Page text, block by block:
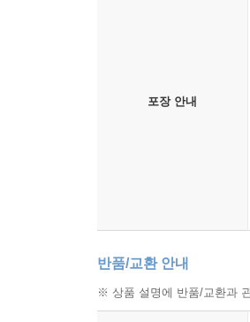
포장 안내
반품/교환 안내
※ 상품 설명에 반품/교환과